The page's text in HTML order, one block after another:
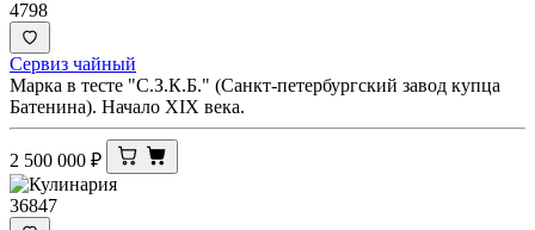
4798
Сервиз чайный
Марка в тесте "С.З.К.Б." (Санкт-петербургский завод купца
Батенина). Начало XIX века.
2 500 000 ₽
36847